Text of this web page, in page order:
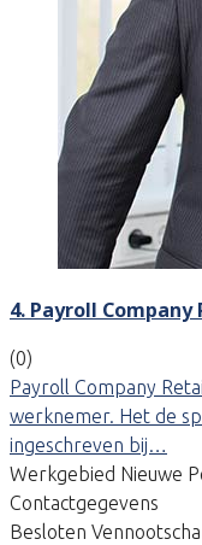
4. Payroll Company
(0)
Payroll Company
werknemer. Het de
ingeschreven bij…
Werkgebied Nieuwe
Contactgegevens
Besloten